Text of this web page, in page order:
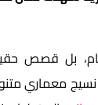
بل قصص
معماري